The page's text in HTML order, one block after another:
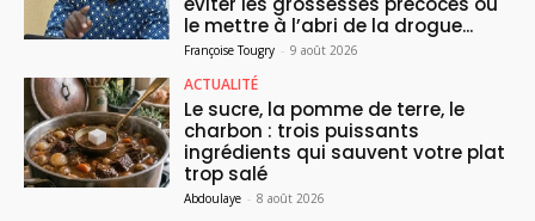
le mettre à l’abri de la drogue...
Françoise Tougry - 9 août 2026
ACTUALITÉ
Le sucre, la pomme de terre, le
charbon : trois puissants
ingrédients qui sauvent votre plat
trop salé
Abdoulaye - 8 août 2026